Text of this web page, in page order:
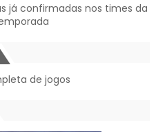
já confirmadas nos times da
de jogos